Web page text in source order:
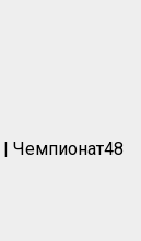
| Чемпионат48